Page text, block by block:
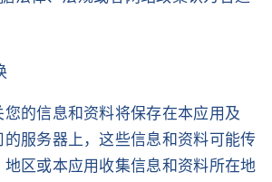
的信息和资料将保存在本应用及
的服务器上，这些信息和资料可能传
区或本应用收集信息和资料所在地